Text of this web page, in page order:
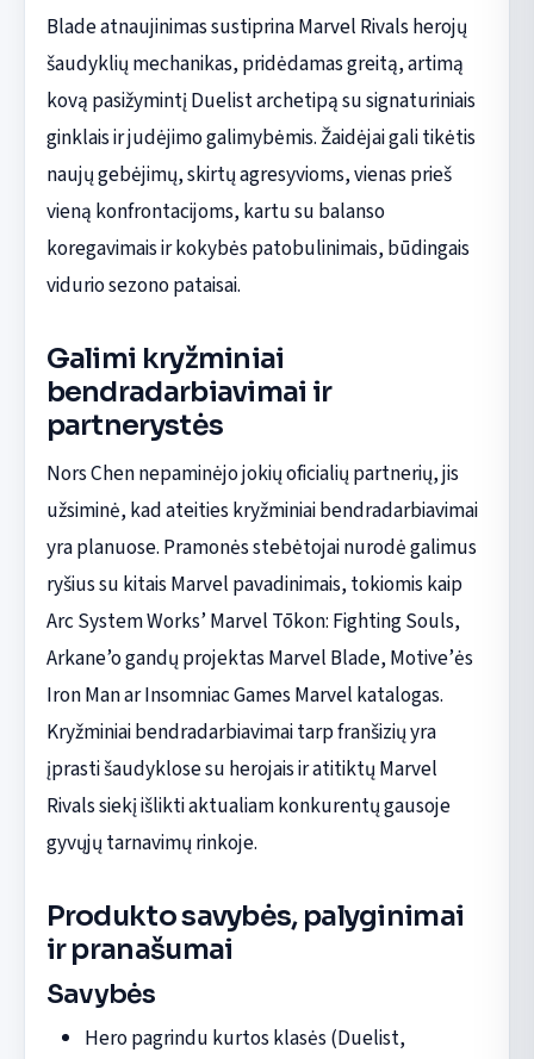
Blade atnaujinimas sustiprina Marvel Rivals herojų
šaudyklių mechanikas, pridėdamas greitą, artimą
kovą pasižymintį Duelist archetipą su signaturiniais
ginklais ir judėjimo galimybėmis. Žaidėjai gali tikėtis
naujų gebėjimų, skirtų agresyvioms, vienas prieš
vieną konfrontacijoms, kartu su balanso
koregavimais ir kokybės patobulinimais, būdingais
vidurio sezono pataisai.
Galimi kryžminiai
bendradarbiavimai ir
partnerystės
Nors Chen nepaminėjo jokių oficialių partnerių, jis
užsiminė, kad ateities kryžminiai bendradarbiavimai
yra planuose. Pramonės stebėtojai nurodė galimus
ryšius su kitais Marvel pavadinimais, tokiomis kaip
Arc System Works’ Marvel Tōkon: Fighting Souls,
Arkane’o gandų projektas Marvel Blade, Motive’ės
Iron Man ar Insomniac Games Marvel katalogas.
Kryžminiai bendradarbiavimai tarp franšizių yra
įprasti šaudyklose su herojais ir atitiktų Marvel
Rivals siekį išlikti aktualiam konkurentų gausoje
gyvųjų tarnavimų rinkoje.
Produkto savybės, palyginimai
ir pranašumai
Savybės
Hero pagrindu kurtos klasės (Duelist,